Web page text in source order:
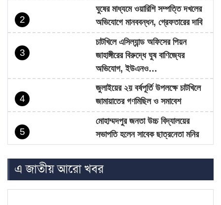
2
ঘুষের মাধ্যমে ওয়ারিশি সম্পত্তি দখলের
অভিযোগে মানববন্ধন, গ্রেফতারের দাবি
3
চাটখিলে এসিল্যান্ড অফিসের পিয়ন
জাহাঙ্গীরের বিরুদ্ধে ঘুষ বাণিজ্যের
অভিযোগ, ইউএনও…
4
জুলাইয়ের ২য় বর্ষপূর্তি উপলক্ষে চাটখিলে
জামায়াতের গণমিছিল ও সমাবেশ
5
মোহাম্মদপুর জনতা উচ্চ বিদ্যালয়ের
সভাপতি হলেন সাবেক ছাত্রনেতা মনির
হোসেন…
চাটখিলে নিষিদ্ধ ঘোষিত ছাত্রলীগের
মিছিল, ভিডিও ভাইরাল
এ জাতীয় আরো খবর